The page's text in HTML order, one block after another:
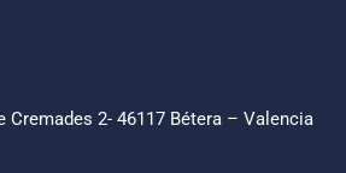
Cremades 2- 46117 Bétera – Valencia